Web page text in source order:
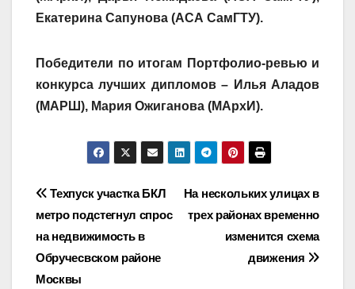
Екатерина Сапунова (АСА СамГТУ).
Победители по итогам Портфолио-ревью и
конкурса лучших дипломов – Илья Аладов
(МАРШ), Мария Ожиганова (МАрхИ).
Навигация
по
записям
На нескольких улицах в
трех районах временно
изменится схема
движения
Техпуск участка БКЛ
метро подстегнул спрос
на недвижимость в
Обручесвском районе
Москвы